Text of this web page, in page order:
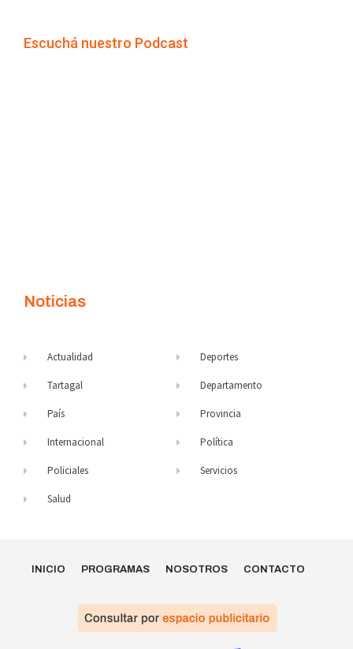
Escuchá nuestro Podcast
Noticias
Actualidad
Tartagal
País
Internacional
Policiales
Salud
Deportes
Departamento
Provincia
Política
Servicios
INICIO PROGRAMAS NOSOTROS CONTACTO